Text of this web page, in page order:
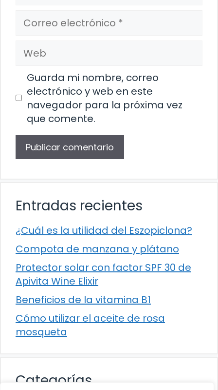
Correo
electrónico
Web
Guarda mi nombre, correo
electrónico y web en este
navegador para la próxima vez
que comente.
Entradas recientes
¿Cuál es la utilidad del Eszopiclona?
Compota de manzana y plátano
Protector solar con factor SPF 30 de
Apivita Wine Elixir
Beneficios de la vitamina B1
Cómo utilizar el aceite de rosa
mosqueta
Categorías